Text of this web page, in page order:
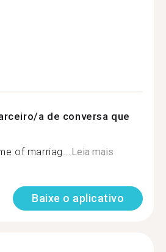
a de conversa que
of marriag...Leia mais
Baixe o aplicativo